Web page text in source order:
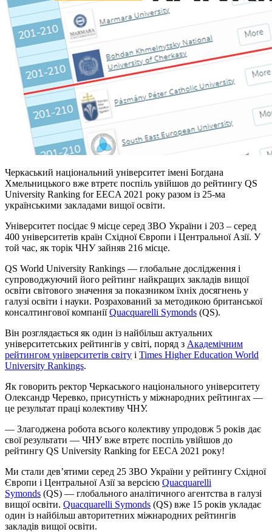
Черкаський національний університет імені Богдана
Хмельницького вже втретє поспіль увійшов до рейтингу QS
University Ranking for EECA 2021 року разом із 25-ма
українськими закладами вищої освіти.
Університет посідає 9 місце серед ЗВО України і 203 – серед
400 університетів країн Східної Європи і Центральної Азії. У
той час, як торік ЧНУ зайняв 216 місце.
QS World University Rankings — глобальне дослідження і
супроводжуючий його рейтинг найкращих закладів вищої
освіти світового значення за показником їхніх досягнень у
галузі освіти і науки. Розрахований за методикою британської
консалтингової компаніїQuacquarelli Symonds (QS).
Він розглядається як один із найбільш актуальних
університетських рейтингів у світі, поряд з Академічним
рейтингом університетів світу і Times Higher Education World
University Rankings.
Як говорить ректор Черкаського національного університету
Олександр Черевко, присутність у міжнародних рейтингах —
це результат праці колективу ЧНУ.
— Злагоджена робота всього колективу упродовж 5 років дає
свої результати — ЧНУ вже втретє поспіль увійшов до
рейтингу QS University Ranking for EECA 2021 року!
Ми стали дев’ятими серед 25 ЗВО України у рейтингу Східної
Європи і Центральної Азії за версією Quacquarelli
Symonds (QS) — глобального аналітичного агентства в галузі
вищої освіти. Quacquarelli Symonds (QS) вже 15 років укладає
один із найбільш авторитетних міжнародних рейтингів
закладів вищої освіти.